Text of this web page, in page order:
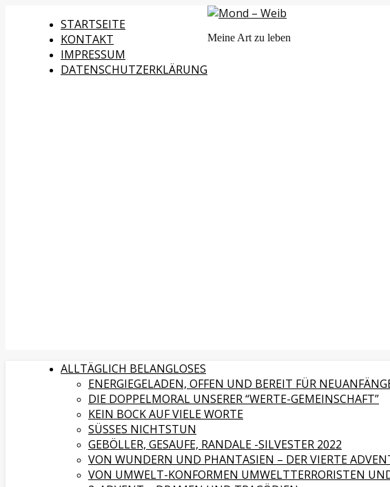
STARTSEITE
KONTAKT
IMPRESSUM
DATENSCHUTZERKLÄRUNG
Meine Art zu leben
ALLTÄGLICH BELANGLOSES
ENERGIEGELADEN, OFFEN UND BEREIT FÜR
DIE DOPPELMORAL UNSERER “WERTE-GEMEINSCHAFT”
KEIN BOCK AUF VIELE WORTE
SÜSSES NICHTSTUN
GEBÖLLER, GESAUFE, RANDALE -SILVESTER 2022
VON WUNDERN UND PHANTASIEN – DER VIERTE
VON UMWELT-KONFORMEN UMWELTTERRORISTEN